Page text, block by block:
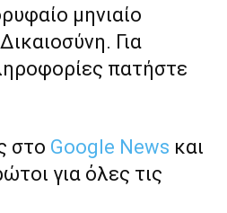
μηνιαίο
Για
πατήστε
στο Google News και
για όλες τις